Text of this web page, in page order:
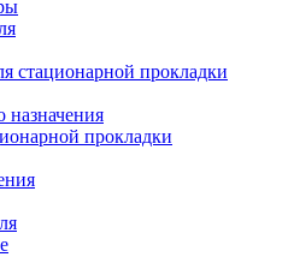
стационарной прокладки
прокладки